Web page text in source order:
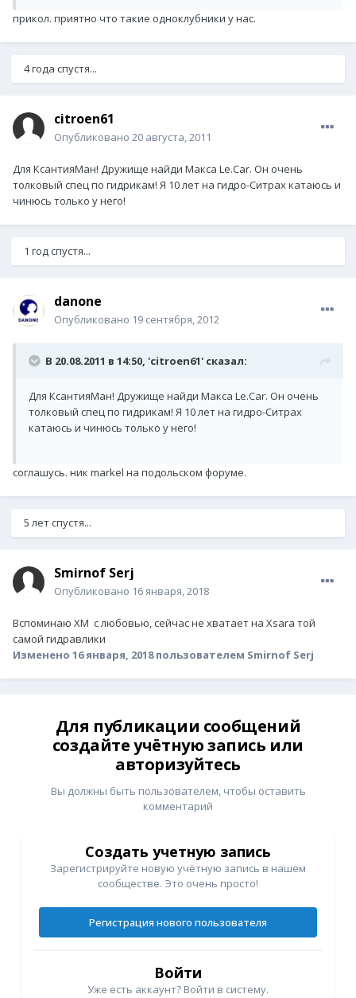
прикол. приятно что такие одноклубники у нас.
4 года спустя...
citroen61
Опубликовано 20 августа, 2011
Для КсантияМан! Дружище найди Макса Le.Car. Он очень
толковый спец по гидрикам! Я 10 лет на гидро-Ситрах катаюсь и
чинюсь только у него!
1 год спустя...
danone
Опубликовано 19 сентября, 2012
В 20.08.2011 в 14:50, 'citroen61' сказал:
Для КсантияМан! Дружище найди Макса Le.Car. Он очень
толковый спец по гидрикам! Я 10 лет на гидро-Ситрах
катаюсь и чинюсь только у него!
соглашусь. ник markel на подольском форуме.
5 лет спустя...
Smirnof Serj
Опубликовано 16 января, 2018
Вспоминаю XM с любовью, сейчас не хватает на Xsara той
самой гидравлики
Изменено 16 января, 2018пользователем Smirnof Serj
Для публикации сообщений
создайте учётную запись или
авторизуйтесь
Вы должны быть пользователем, чтобы оставить
комментарий
Создать учетную запись
Зарегистрируйте новую учётную запись в нашем
сообществе. Это очень просто!
Регистрация нового пользователя
Войти
Уже есть аккаунт? Войти в систему.